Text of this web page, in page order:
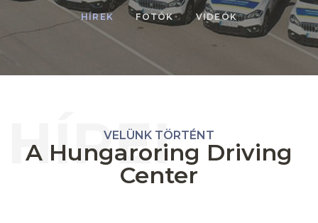
HÍREK FOTÓK VIDEÓK
VELÜNK TÖRTÉNT
A Hungaroring Driving
Center
HÍREI